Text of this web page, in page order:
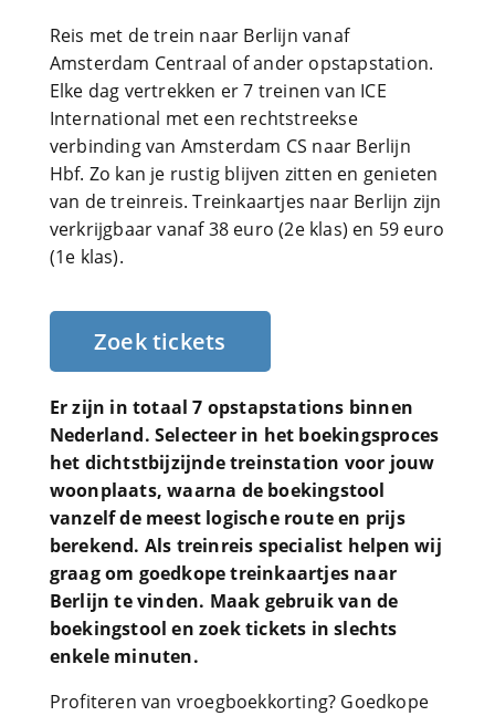
Reis met de trein naar Berlijn vanaf
Amsterdam Centraal of ander opstapstation.
Elke dag vertrekken er 7 treinen van ICE
International met een rechtstreekse
verbinding van Amsterdam CS naar Berlijn
Hbf. Zo kan je rustig blijven zitten en genieten
van de treinreis. Treinkaartjes naar Berlijn zijn
verkrijgbaar vanaf 38 euro (2e klas) en 59 euro
(1e klas).
Zoek tickets
Er zijn in totaal 7 opstapstations binnen
Nederland. Selecteer in het boekingsproces
het dichtstbijzijnde treinstation voor jouw
woonplaats, waarna de boekingstool
vanzelf de meest logische route en prijs
berekend. Als treinreis specialist helpen wij
graag om goedkope treinkaartjes naar
Berlijn te vinden. Maak gebruik van de
boekingstool en zoek tickets in slechts
enkele minuten.
Profiteren van vroegboekkorting? Goedkope